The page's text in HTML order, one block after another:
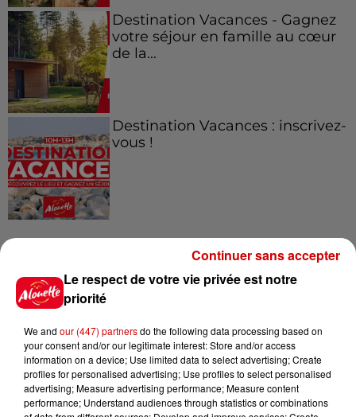
Destination Vacances - Gagnez
votre séjour en famille au cœur
de la...
Destination Vacances : inscrivez-
vous !
Voir plus
l'entrepreneuriat féminin
Aménager un school bus au
Le respect de votre vie privée est notre
priorité
We and our (447) partnersdo the following data processing based on
your consent and/or our legitimate interest: Store and/or access
information on a device; Use limited data to select advertising; Create
profiles for personalised advertising; Use profiles to select personalised
advertising; Measure advertising performance; Measure content
performance; Understand audiences through statistics or combinations
Continuer sans accepter